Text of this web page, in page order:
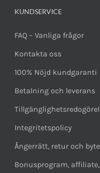
KUNDSERVICE
FAQ – Vanliga frågor
Kontakta oss
100% Nöjd kundgaranti
Betalning och leverans
Integritetspolicy
Ångerrätt, retur och
Bonusprogram,